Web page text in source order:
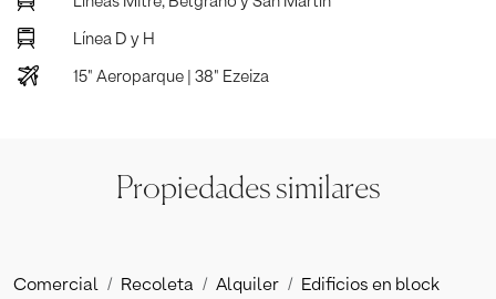
Línea D y H
15" Aeroparque | 38" Ezeiza
Propiedades similares
Comercial Recoleta Alquiler Edificios en block